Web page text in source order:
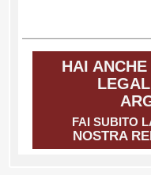
HAI
FAI SUBITO
NOSTRA